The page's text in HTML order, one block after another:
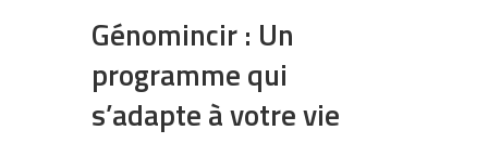
Génomincir : Un
programme qui
s’adapte à votre vie